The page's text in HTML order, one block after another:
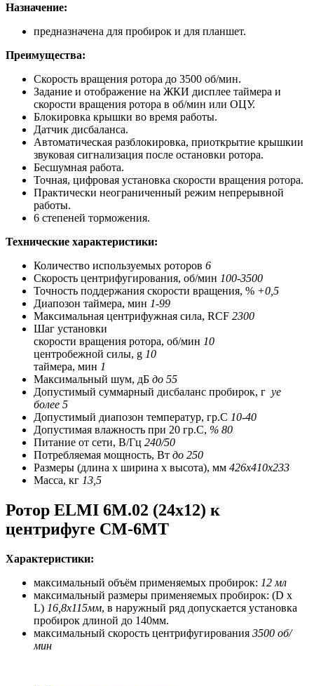
Назначение:
предназначена для пробирок и для планшет.
Преимущества:
Скорость вращения ротора до 3500 об/мин.
Задание и отображение на ЖКИ дисплее таймера и
скорости вращения ротора в об/мин или ОЦУ.
Блокировка крышки во время работы.
Датчик дисбаланса.
Автоматическая разблокировка, приоткрытие крышкии
звуковая сигнализация после остановки ротора.
Бесшумная работа.
Точная, цифровая установка скорости вращения ротора.
Практически неограниченный режим непрерывной
работы.
6 степеней торможения.
Технические характеристики:
Количество используемых роторов 6
Скорость центрифугирования, об/мин 100-3500
Точность поддержания скорости вращения, % +0,5
Диапозон таймера, мин 1-99
Максимальная центрифужная сила, RCF 2300
Шаг установки
скорости вращения ротора, об/мин 10
центробежной силы, g 10
таймера, мин 1
Максимальный шум, дБ до 55
Допустимый суммарный дисбаланс пробирок, г yе
более 5
Допустимый диапозон температур, гр.С 10-40
Допустимая влажность при 20 гр.С, % 80
Питание от сети, В/Гц 240/50
Потребляемая мощность, Вт до 250
Размеры (длина х ширина х высота), мм 426х410х233
Масса, кг 13,5
Ротор ELMI 6M.02 (24х12) к
центрифуге CM-6MT
Характеристики:
максимальный объём применяемых пробирок: 12 мл
максимальный размеры применяемых пробирок: (D x
L) 16,8x115мм, в наружный ряд допускается установка
пробирок длиной до 140мм.
максимальный скорость центрифугирования 3500 об/
мин